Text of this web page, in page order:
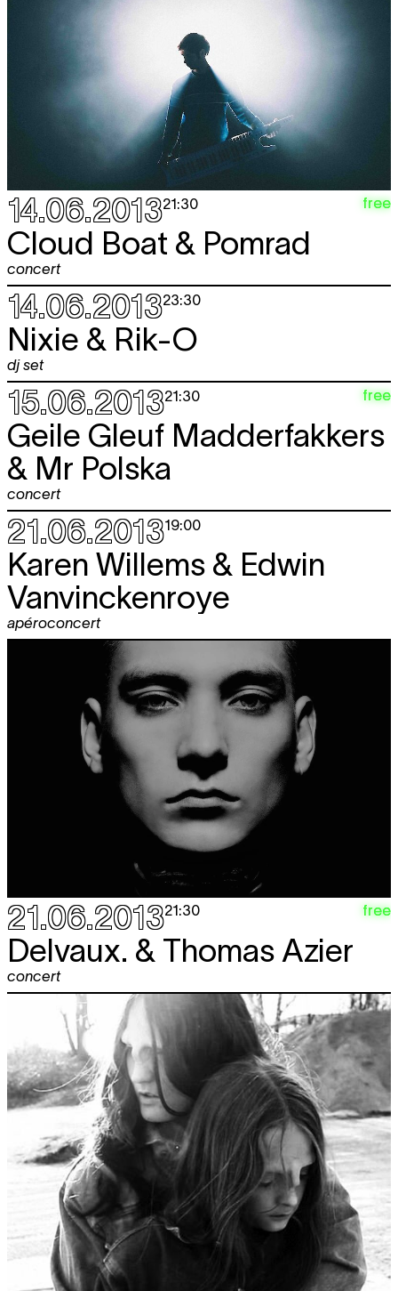
14.06.201321:30 free
Cloud Boat & Pomrad
concert
14.06.201323:30
Nixie & Rik-O
dj set
15.06.201321:30 free
Geile Gleuf Madderfakkers
& Mr Polska
concert
21.06.201319:00
Karen Willems & Edwin
Vanvinckenroye
apéroconcert
21.06.201321:30 free
Delvaux. & Thomas Azier
concert